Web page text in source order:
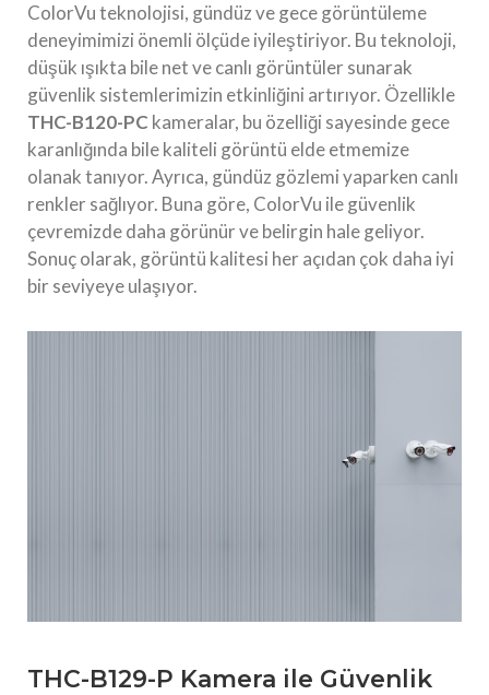
ColorVu teknolojisi, gündüz ve gece görüntüleme
deneyimimizi önemli ölçüde iyileştiriyor. Bu teknoloji,
düşük ışıkta bile net ve canlı görüntüler sunarak
güvenlik sistemlerimizin etkinliğini artırıyor. Özellikle
THC-B120-PC kameralar, bu özelliği sayesinde gece
karanlığında bile kaliteli görüntü elde etmemize
olanak tanıyor. Ayrıca, gündüz gözlemi yaparken canlı
renkler sağlıyor. Buna göre, ColorVu ile güvenlik
çevremizde daha görünür ve belirgin hale geliyor.
Sonuç olarak, görüntü kalitesi her açıdan çok daha iyi
bir seviyeye ulaşıyor.
THC-B129-P Kamera ile Güvenlik